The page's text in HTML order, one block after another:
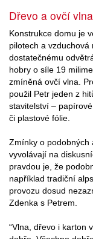
Dřevo a ovčí vlna
Konstrukce domu je
pilotech a
dostatečnému
hobry o síle 19
zmíněná ovčí vlna.
použil Petr jeden z
stavitelství –
či plastové fólie.
Zmínky o podobných
vyvolávají na
pravdou je, že
například tradiční
provozu dosud
Zdenka s Petrem.
“Vlna, dřevo i karton